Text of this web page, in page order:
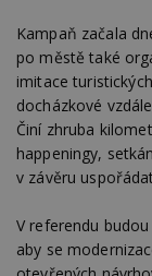
Kampaň začala
po městě také
imitace
docházkové
Činí zhruba
happeningy,
v závěru
V referendu
aby se